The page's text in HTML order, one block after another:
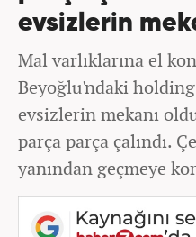
evsizlerin
Mal varlıklarına el
Beyoğlu'ndaki holding
evsizlerin mekanı
parça parça çalındı.
yanından geçmeye